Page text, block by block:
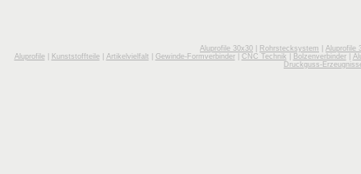
Aluprofile 30x30 Rohrstecksystem
Aluprofile
Aluprofile| Kunststoffteile| Artikelvielfalt Gewinde-Formverbinder| CNC Technik Bolzenverbinder|
Druckguss-